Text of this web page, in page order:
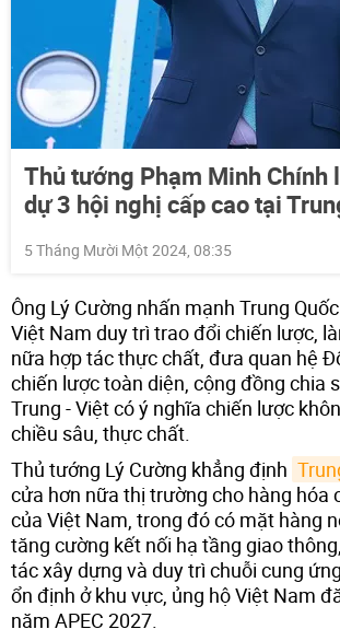
Thủ tướng Phạm Minh Chính
dự 3 hội nghị cấp cao tại
5 Tháng Mười Một 2024, 08:35
Ông Lý Cường nhấn mạnh Trung
Việt Nam duy trì trao đổi chiến lược,
nữa hợp tác thực chất, đưa quan hệ
chiến lược toàn diện, cộng đồng chia
Trung - Việt có ý nghĩa chiến lược
chiều sâu, thực chất.
Thủ tướng Lý Cường khẳng định
cửa hơn nữa thị trường cho hàng hóa
của Việt Nam, trong đó có mặt hàng
tăng cường kết nối hạ tầng giao
tác xây dựng và duy trì chuỗi cung
ổn định ở khu vực, ủng hộ Việt Nam
năm APEC 2027.